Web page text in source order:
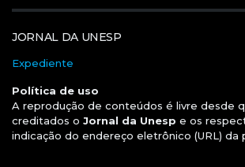
JORNAL DA UNESP
Expediente
Política de uso
A reprodução de conteúdos é livre desde
creditados o Jornal da Unesp e os
indicação do endereço eletrônico (URL) da